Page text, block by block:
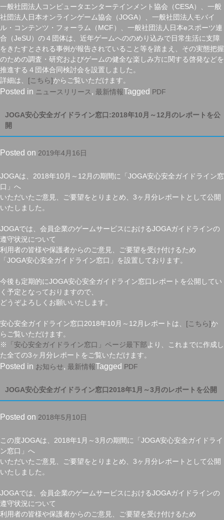
の
取
り
組
み
に
関
し
て”
一般社団法人コンピュータエンターテインメント協会（CESA）、一般
社団法人日本オンラインゲーム協会（JOGA）、一般社団法人モバイ
ル・コンテンツ・フォーラム（MCF）、一般社団法人日本eスポーツ連
合（JeSU）の４団体は、近年ゲームへののめり込みで日常生活に支障
をきたすとされる事例が報告されていること等を踏まえ、その実態把握
のための調査・研究およびゲームの健全な楽しみ方に関する啓発などを
推進する４団体合同検討会を設置しました。
詳細は、 [こちら]からご覧いただけます。
Posted in ニュースリリース , 最新情報Tagged PDF
JOGA安心安全ガイドライン窓口:2018年10月～12月のレポートを公
開
Posted on 2019年4月16日
JOGAは、2018年10月～12月の期間に「JOGA安心安全ガイドライン窓
口」へ
いただいたご意見、ご要望をとりまとめ、3ヶ月分レポートとして公開
いたしました。
JOGAでは、会員企業のゲームサービスにおけるJOGAガイドラインの
遵守状況について
利用者の皆様や保護者からのご意見、ご要望を受け付けるため
「JOGA安心安全ガイドライン窓口」を設置しております。
今後も定期的にJOGA安心安全ガイドライン窓口レポートを公開してい
く予定となっておりますので、
どうぞよろしくお願いいたします。
安心安全ガイドライン窓口2018年10月～12月レポートは、 [こちら]か
らご覧いただけます。
※
「安心安全ガイドライン窓口」ページ最下部より、これまでに作成し
た全ての3ヶ月分レポートをご覧いただけます。
Posted in お知らせ, 最新情報Tagged PDF
JOGA安心安全ガイドライン窓口2018年1月～3月のレポートを公開
Posted on 2018年5月10日
この度JOGAは、2018年1月～3月の期間に「JOGA安心安全ガイドライ
ン窓口」へ
いただいたご意見、ご要望をとりまとめ、3ヶ月分レポートとして公開
いたしました。
JOGAでは、会員企業のゲームサービスにおけるJOGAガイドラインの
遵守状況について
利用者の皆様や保護者からのご意見、ご要望を受け付けるため